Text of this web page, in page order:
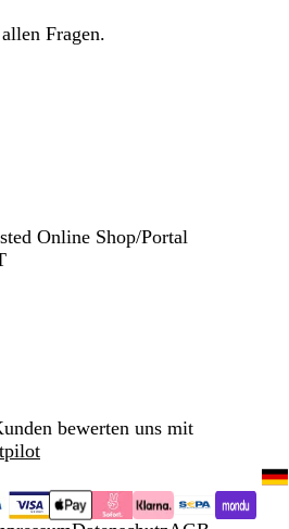
Fragen.
Online Shop/Portal
bewerten uns mit